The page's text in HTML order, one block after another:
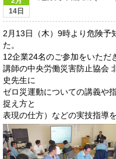
14日
2月13日（木）9時より危険予
た。
12企業24名のご参加をいただ
講師の中央労働災害防止協会
史先生に
ゼロ災運動についての講義や
捉え方と
表現の仕方）などの実技指導